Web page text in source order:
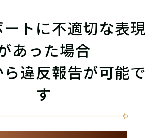
トに不適切な表現
あった場合
ら違反報告が可能で
す